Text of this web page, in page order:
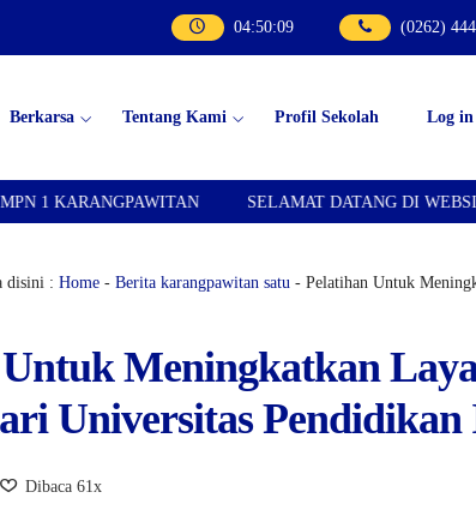
04:50:10 (0262)
Berkarsa Tentang Kami Profil Sekolah Log in
SELAMAT DATANG DI WEBSITE RESMI SMPN 1
disini : Home- Berita karangpawitan satu- Pelatihan Untuk
Meningkatkan
Universitas Pendidikan
Dibaca 61x